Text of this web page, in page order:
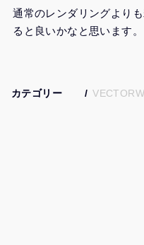
通常のレンダリングより
ると良いかなと思います。
カテゴリー